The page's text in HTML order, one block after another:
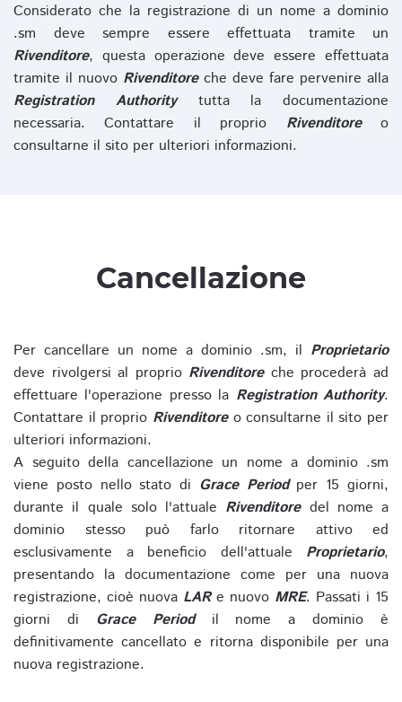
Considerato che la registrazione di un nome a dominio
.sm deve sempre essere effettuata tramite un
Rivenditore, questa operazione deve essere effettuata
tramite il nuovo Rivenditoreche deve fare pervenire alla
Registration Authoritytutta la documentazione
necessaria. Contattare il proprio Rivenditoreo
consultarne il sito per ulteriori informazioni.
Cancellazione
Per cancellare un nome a dominio .sm, il Proprietario
deve rivolgersi al proprio Rivenditoreche procederà ad
effettuare l'operazione presso la Registration Authority.
Contattare il proprio Rivenditoreo consultarne il sito per
ulteriori informazioni.
A seguito della cancellazione un nome a dominio .sm
viene posto nello stato di Grace Periodper 15 giorni,
durante il quale solo l'attuale Rivenditoredel nome a
dominio stesso può farlo ritornare attivo ed
esclusivamente a beneficio dell'attuale Proprietario,
presentando la documentazione come per una nuova
registrazione, cioè nuova LARe nuovo MRE. Passati i 15
giorni di Grace Periodil nome a dominio è
definitivamente cancellato e ritorna disponibile per una
nuova registrazione.